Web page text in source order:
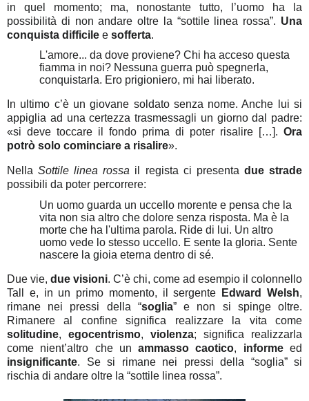
in quel momento; ma, nonostante tutto, l’uomo ha la
possibilità di non andare oltre la “sottile linea rossa”. Una
conquista difficile e sofferta.
L'amore... da dove proviene? Chi ha acceso questa
fiamma in noi? Nessuna guerra può spegnerla,
conquistarla. Ero prigioniero, mi hai liberato.
In ultimo c’è un giovane soldato senza nome. Anche lui si
appiglia ad una certezza trasmessagli un giorno dal padre:
«si deve toccare il fondo prima di poter risalire […]. Ora
potrò solo cominciare a risalire».
NellaSottile linea rossa il regista ci presenta due strade
possibili da poter percorrere:
Un uomo guarda un uccello morente e pensa che la
vita non sia altro che dolore senza risposta. Ma è la
morte che ha l'ultima parola. Ride di lui. Un altro
uomo vede lo stesso uccello. E sente la gloria. Sente
nascere la gioia eterna dentro di sé.
Due vie, due visioni. C’è chi, come ad esempio il colonnello
Tall e, in un primo momento, il sergente
Edward Welsh,
rimane nei pressi della “soglia” e non si spinge oltre.
Rimanere al confine significa realizzare la vita come
solitudine, egocentrismo, violenza; significa realizzarla
come nient’altro che unammasso caotico, informeed
insignificante. Se si rimane nei pressi della “soglia” si
rischia di andare oltre la “sottile linea rossa”.